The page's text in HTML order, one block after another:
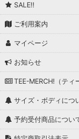
Talking Heads
Tank
Tears For Fears
Television
SALE!!
ご利用案内
マイページ
お知らせ
TEE-MERCH!（ティ
サイズ・ボディにつ
予約受付商品につい